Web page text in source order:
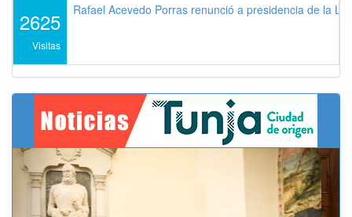
2625
Visitas
Rafael Acevedo Porras renunció a presidencia de la
Previous Next